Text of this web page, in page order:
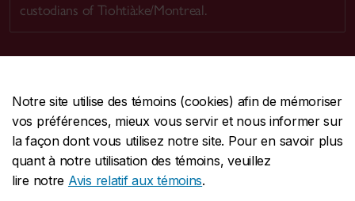
Notre site utilise des témoins (cookies) afin de mémoriser
vos préférences, mieux vous servir et nous informer sur
la façon dont vous utilisez notre site. Pour en savoir plus
quant à notre utilisation des témoins, veuillez
lire notre Avis relatif aux témoins.
custodians of Tiohtià:ke/Montreal.
CENTRALE514-848-2424
URGENCE514-848-3717
Protection et prévention | Accessibilité | Confidentialité
Conditions d'utilisation | Gérer les témoins